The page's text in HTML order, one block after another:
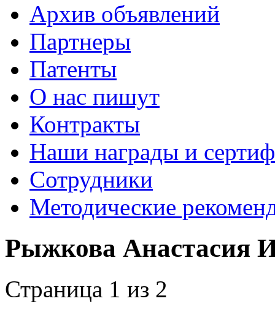
Архив объявлений
Партнеры
Патенты
О нас пишут
Контракты
Наши награды и
Сотрудники
Методические
Рыжкова Анастасия
Страница 1 из 2